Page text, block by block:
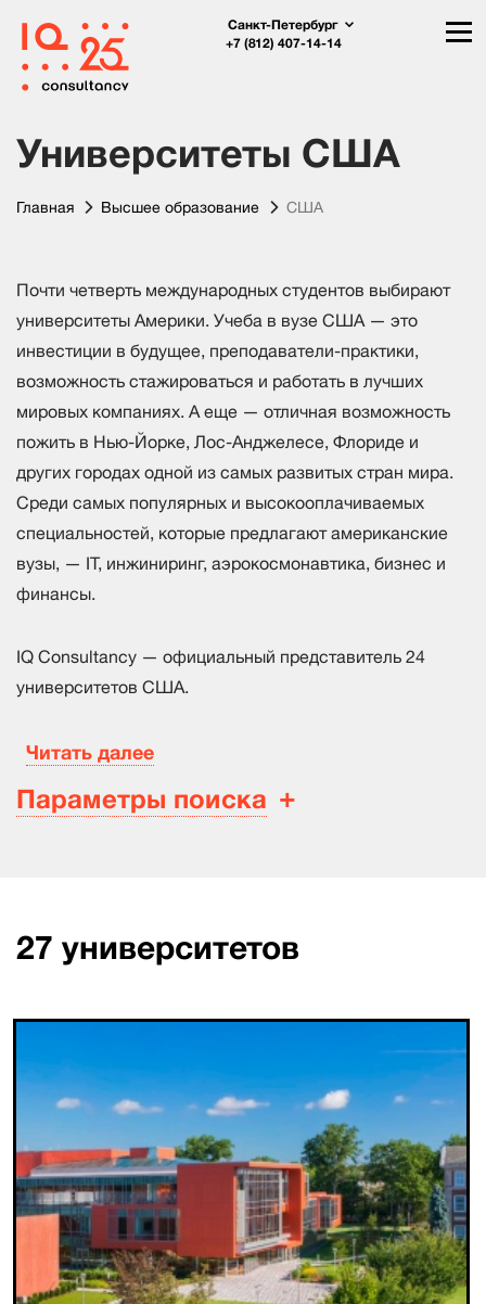
Санкт-Петербург
+7 (812) 407-14-14
Университеты США
Главная Высшее образование США
Почти четверть международных студентов выбирают
университеты Америки. Учеба в вузе США — это
инвестиции в будущее, преподаватели-практики,
возможность стажироваться и работать в лучших
мировых компаниях. А еще — отличная возможность
пожить в Нью-Йорке, Лос-Анджелесе, Флориде и
других городах одной из самых развитых стран мира.
Среди самых популярных и высокооплачиваемых
специальностей, которые предлагают американские
вузы, — IT, инжиниринг, аэрокосмонавтика, бизнес и
финансы.
IQ Consultancy — официальный представитель 24
университетов США.
Читать далее
Параметры поиска
27 университетов